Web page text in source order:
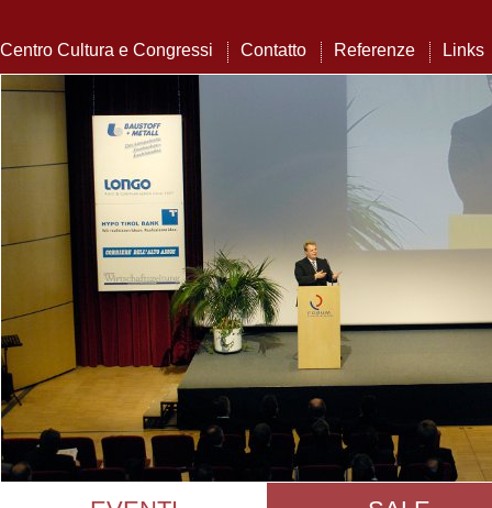
Centro Cultura e Congressi Contatto Referenze Links